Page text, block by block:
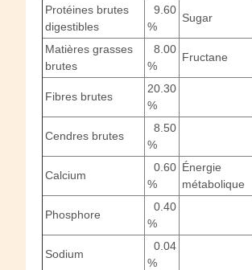
Protéines brutes
digestibles
9.60
%
Sugar
Matières grasses
brutes
8.00
%
Fructane
Fibres brutes
20.30
%
Cendres brutes
8.50
%
Calcium
0.60
%
Énergie
métabolique
Phosphore
0.40
%
Sodium
0.04
%